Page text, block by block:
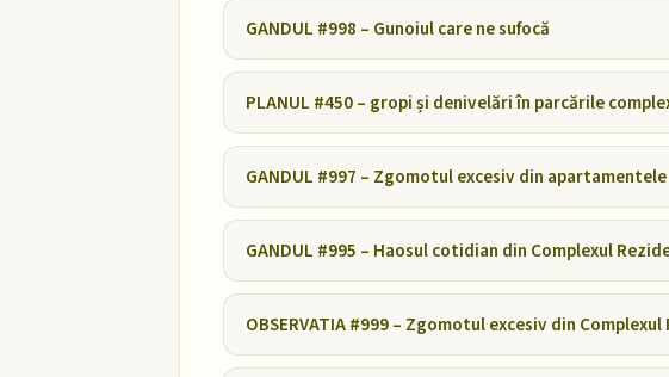
GANDUL #998 – Gunoiul care ne sufocă
PLANUL #450 – gropi și denivelări în parcările
GANDUL #997 – Zgomotul excesiv din
GANDUL #995 – Haosul cotidian din Complexul
OBSERVATIA #999 – Zgomotul excesiv din